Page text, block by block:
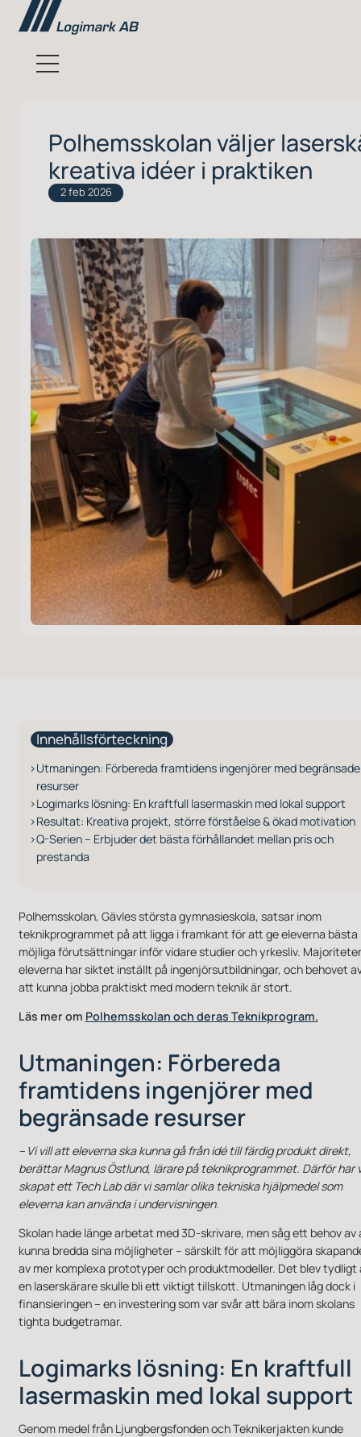
Polhemsskolan väljer
kreativa idéer i praktiken
2 feb 2026
Innehållsförteckning
Utmaningen: Förbereda framtidens ingenjörer med begränsade
resurser
Logimarks lösning: En kraftfull lasermaskin med lokal support
Resultat: Kreativa projekt, större förståelse & ökad motivation
Q-Serien – Erbjuder det bästa förhållandet mellan pris och
prestanda
Polhemsskolan, Gävles största gymnasieskola, satsar inom
teknikprogrammet på att ligga i framkant för att ge eleverna bästa
möjliga förutsättningar inför vidare studier och yrkesliv.
eleverna har siktet inställt på ingenjörsutbildningar, och behovet
att kunna jobba praktiskt med modern teknik är stort.
Läs mer om Polhemsskolan och deras Teknikprogram.
Utmaningen: Förbereda
framtidens ingenjörer med
begränsade resurser
– Vi vill att eleverna ska kunna gå från idé till färdig produkt direkt,
berättar Magnus Östlund, lärare på teknikprogrammet. Därför har
skapat ett Tech Lab där vi samlar olika tekniska hjälpmedel som
eleverna kan använda i undervisningen.
Skolan hade länge arbetat med 3D-skrivare, men såg ett behov av
kunna bredda sina möjligheter – särskilt för att möjliggöra
av mer komplexa prototyper och produktmodeller. Det blev tydligt
en laserskärare skulle bli ett viktigt tillskott. Utmaningen låg dock i
finansieringen – en investering som var svår att bära inom skolans
tighta budgetramar.
Logimarks lösning: En kraftfull
lasermaskin med lokal support
Genom medel från Ljungbergsfonden och Teknikerjakten kunde